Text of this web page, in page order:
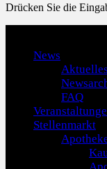
Drücken Sie die
News
Aktuelles
FAQ
Stellenmarkt